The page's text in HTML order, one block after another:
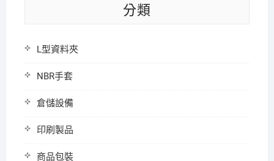
分類
L型資料夾
NBR手套
倉儲設備
印刷製品
商品包裝